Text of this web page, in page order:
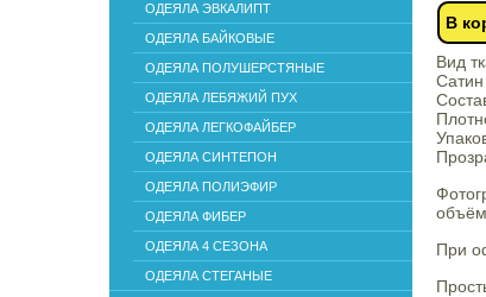
ОДЕЯЛА ЭВКАЛИПТ
ОДЕЯЛА БАЙКОВЫЕ
ОДЕЯЛА ПОЛУШЕРСТЯНЫЕ
ОДЕЯЛА ЛЕБЯЖИЙ ПУХ
ОДЕЯЛА ЛЕГКОФАЙБЕР
ОДЕЯЛА СИНТЕПОН
ОДЕЯЛА ПОЛИЭФИР
ОДЕЯЛА ФИБЕР
ОДЕЯЛА 4 СЕЗОНА
ОДЕЯЛА СТЕГАНЫЕ
В
Вид
При